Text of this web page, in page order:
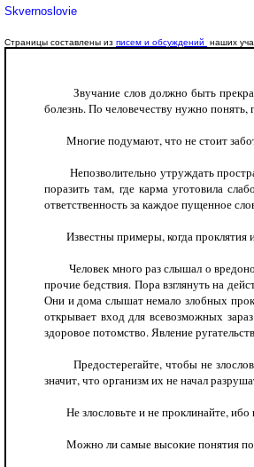
Skvernoslovie
Страницы составлены из писем и обсуждений наших
Звучание слов должно быть
болезнь. По человечеству нужно понять,
Многие подумают, что не стоит
Непозволительно утруждать
поразить там, где карма уготовила
ответственность за каждое пущенное
Известны примеры, когда проклятия и
Человек много раз слышал о
прочие бедствия. Пора взглянуть на
Они и дома слышат немало злобных
открывает вход для всевозможных
здоровое потомство. Явление
Предостерегайте, чтобы не
значит, что организм их не начал
Не злословьте и не проклинайте, ибо
Можно ли самые высокие понятия